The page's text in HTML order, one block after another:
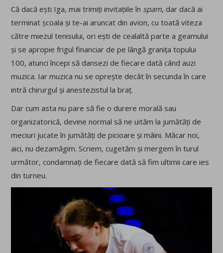
Că dacă ești Iga, mai trimiți invitațiile în spam, dar dacă ai
terminat școala și te-ai aruncat din avion, cu toată viteza
către miezul tenisului, ori ești de cealaltă parte a geamului
și se apropie frigul financiar de pe lângă granița topului
100, atunci începi să dansezi de fiecare dată când auzi
muzica. Iar muzica nu se oprește decât în secunda în care
intră chirurgul și anestezistul la braț.
Dar cum asta nu pare să fie o durere morală sau
organizatorică, devine normal să ne uităm la jumătăți de
meciuri jucate în jumătăți de picioare și mâini. Măcar noi,
aici, nu dezamăgim. Scriem, cugetăm și mergem în turul
următor, condamnați de fiecare dată să fim ultimii care ies
din turneu.